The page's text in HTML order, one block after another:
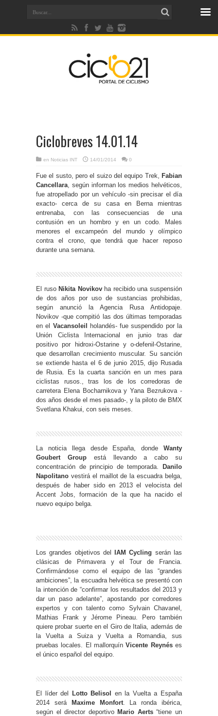
Ciclobreves 14.01.14
en Noticias INT 14/01/2014 0
Fue el susto, pero el suizo del equipo Trek, Fabian
Cancellara, según informan los medios helvéticos,
fue atropellado por un vehículo -sin precisar el día
exacto- cerca de su casa en Berna mientras
entrenaba, con las consecuencias de una
contusión en un hombro y en un codo. Males
menores el excampeón del mundo y olímpico
contra el crono, que tendrá que hacer reposo
durante una semana.
El ruso Nikita Novikovha recibido una suspensión
de dos años por uso de sustancias prohibidas,
según anunció la Agencia Rusa Antidopaje.
Novikov -que compitió las dos últimas temporadas
en el Vacansoleil
holandés- fue suspendido por la
Unión Ciclista Internacional en junio tras dar
positivo por hidroxi-Ostarine y o-defenil-Ostarine,
que desarrollan crecimiento muscular. Su sanción
se extiende hasta el 6 de junio 2015, dijo Rusada
de Rusia. Es la cuarta sanción en un mes para
ciclistas rusos., tras los de los corredoras de
carretera Elena Bocharnikova y Yana Bezrukova -
dos años desde el mes pasado-, y la piloto de BMX
Svetlana Khakui, con seis meses.
La noticia llega desde España, donde Wanty
Goubert Groupestá llevando a cabo su
concentración de principio de temporada.
Danilo
Napolitano vestirá el maillot de la escuadra belga,
después de haber sido en 2013 el velocista del
Accent Jobs, formación de la que ha nacido el
nuevo equipo belga.
Los grandes objetivos del IAM Cycling serán las
clásicas de Primavera y el Tour de Francia.
Confirmándose como el equipo de las “grandes
ambiciones”, la escuadra helvética se presentó con
la intención de “confirmar los resultados del 2013 y
dar un paso adelante”, apostando por corredores
expertos y con talento como Sylvain Chavanel,
Mathias Frank y Jérome Pineau. Pero también
quiere probar suerte en el Giro de Italia, además de
la Vuelta a Suiza y Vuelta a Romandia, sus
pruebas locales. El mallorquínVicente Reynéses
el único español del equipo.
El líder del Lotto Belisol
en la Vuelta a España
2014 será
Maxime Monfort. La ronda ibérica,
según el director deportivo Mario Aerts“tiene un